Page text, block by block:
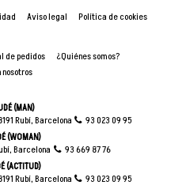
Aviso legal Política de cookies
de pedidos
¿Quiénes somos?
(MAN)
Rubí, Barcelona
93 023 09 95
(WOMAN)
Barcelona
93 669 87 76
(ACTITUD)
Rubí, Barcelona
93 023 09 95